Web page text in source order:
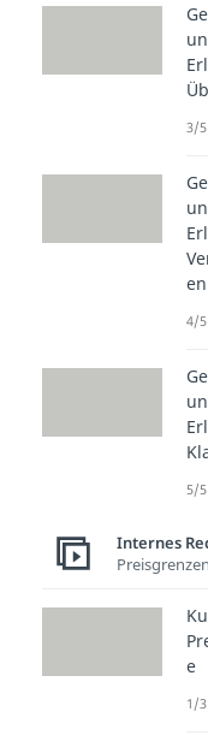
3/
en
4/
5/
Internes
e
1/